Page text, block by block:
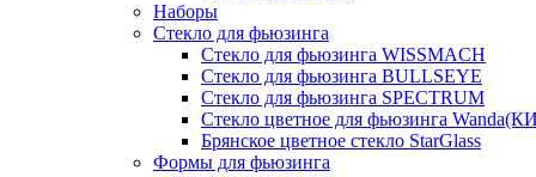
Наборы
Стекло для фьюзинга
Стекло для фьюзинга WISSMACH
Стекло для фьюзинга BULLSEYE
Стекло для фьюзинга SPECTRUM
Стекло цветное для фьюзинга
Брянское цветное стекло StarGlass
Формы для фьюзинга